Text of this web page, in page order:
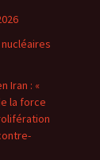
Iran : «
la force